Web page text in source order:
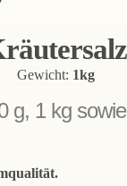
Gewicht: 1kg
g, 1 kg